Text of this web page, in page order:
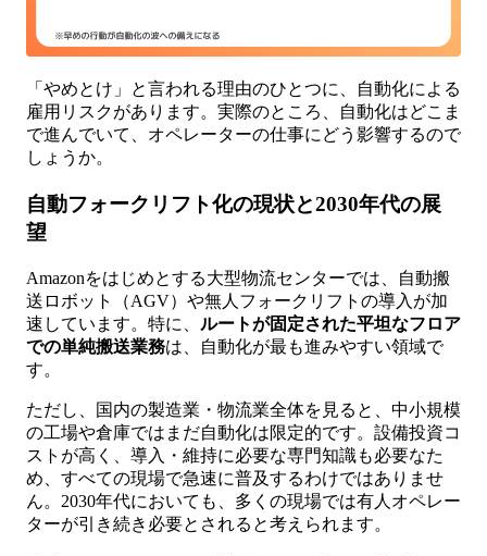
「やめとけ」と言われる理由のひとつに、自動化による
雇用リスクがあります。実際のところ、自動化はどこま
で進んでいて、オペレーターの仕事にどう影響するので
しょうか。
自動フォークリフト化の現状と2030年代の展
望
Amazonをはじめとする大型物流センターでは、自動搬
送ロボット（AGV）や無人フォークリフトの導入が加
速しています。特に、 ルートが固定された平坦なフロア
での単純搬送業務は、自動化が最も進みやすい領域で
す。
ただし、国内の製造業・物流業全体を見ると、中小規模
の工場や倉庫ではまだ自動化は限定的です。設備投資コ
ストが高く、導入・維持に必要な専門知識も必要なた
め、すべての現場で急速に普及するわけではありませ
ん。2030年代においても、多くの現場では有人オペレー
ターが引き続き必要とされると考えられます。